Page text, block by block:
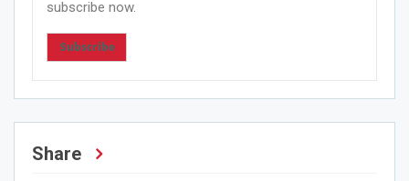
subscribe now.
Subscribe
Share